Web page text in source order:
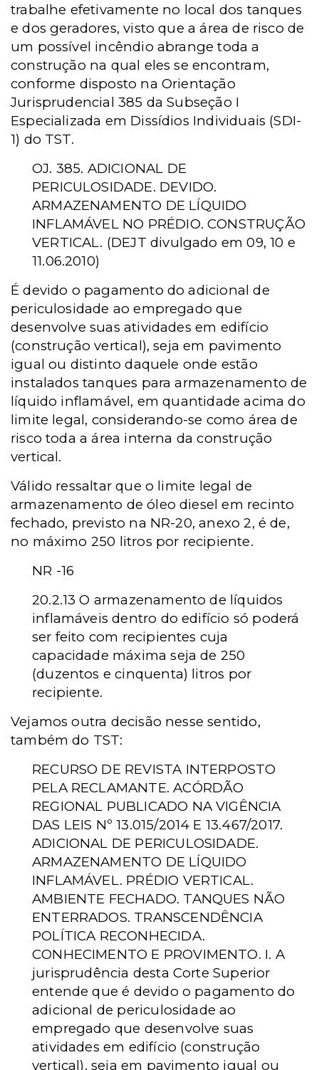
trabalhe efetivamente no local dos tanques
e dos geradores, visto que a área de risco de
um possível incêndio abrange toda a
construção na qual eles se encontram,
conforme disposto na Orientação
Jurisprudencial 385 da Subseção I
Especializada em Dissídios Individuais (SDI-
1) do TST.
OJ. 385. ADICIONAL DE
PERICULOSIDADE. DEVIDO.
ARMAZENAMENTO DE LÍQUIDO
INFLAMÁVEL NO PRÉDIO. CONSTRUÇÃO
VERTICAL. (DEJT divulgado em 09, 10 e
11.06.2010)
É devido o pagamento do adicional de
periculosidade ao empregado que
desenvolve suas atividades em edifício
(construção vertical), seja em pavimento
igual ou distinto daquele onde estão
instalados tanques para armazenamento de
líquido inflamável, em quantidade acima do
limite legal, considerando-se como área de
risco toda a área interna da construção
vertical.
Válido ressaltar que o limite legal de
armazenamento de óleo diesel em recinto
fechado, previsto na NR-20, anexo 2, é de,
no máximo 250 litros por recipiente.
NR -16
20.2.13 O armazenamento de líquidos
inflamáveis dentro do edifício só poderá
ser feito com recipientes cuja
capacidade máxima seja de 250
(duzentos e cinquenta) litros por
recipiente.
Vejamos outra decisão nesse sentido,
também do TST:
RECURSO DE REVISTA INTERPOSTO
PELA RECLAMANTE. ACÓRDÃO
REGIONAL PUBLICADO NA VIGÊNCIA
DAS LEIS Nº 13.015/2014 E 13.467/2017.
ADICIONAL DE PERICULOSIDADE.
ARMAZENAMENTO DE LÍQUIDO
INFLAMÁVEL. PRÉDIO VERTICAL.
AMBIENTE FECHADO. TANQUES NÃO
ENTERRADOS. TRANSCENDÊNCIA
POLÍTICA RECONHECIDA.
CONHECIMENTO E PROVIMENTO. I. A
jurisprudência desta Corte Superior
entende que é devido o pagamento do
adicional de periculosidade ao
empregado que desenvolve suas
atividades em edifício (construção
vertical), seja em pavimento igual ou